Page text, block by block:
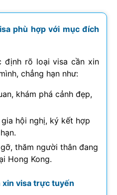
phù hợp với mục đích
định rõ loại visa cần xin
chẳng hạn như:
khám phá cảnh đẹp,
hội nghị, ký kết hợp
thăm người thân đang
Hong Kong.
xin visa trực tuyến